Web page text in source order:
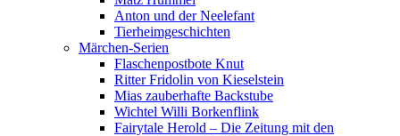
Anton und der Neelefant
Tierheimgeschichten
Märchen-Serien
Flaschenpostbote Knut
Ritter Fridolin von Kieselstein
Mias zauberhafte Backstube
Wichtel Willi Borkenflink
Fairytale Herold – Die Zeitung mit den